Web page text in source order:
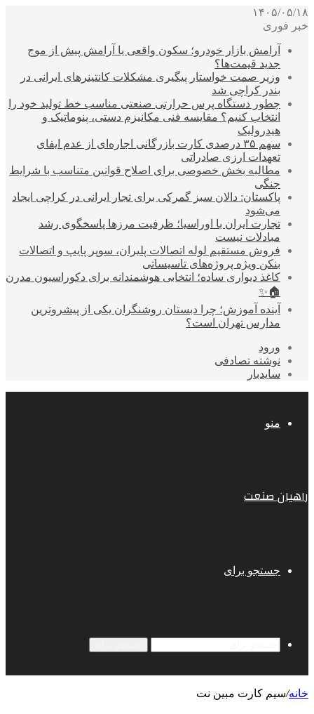
۱۴۰۵/۰۵/۱۸
خبر فوری
آرامش بازار خودرو؛ سکون واقعی یا آرامش پیش از موج
جدید قیمت‌ها؟
وزیر صمت خواستار پیگیری مشکلات کانتینرهای ایرانی در
بندر کراچی شد
چطور دستگاه پرس حرارتی صنعتی مناسب خط تولید خود را
انتخاب کنیم؟ مقایسه فنی مکانیزم دستی، پنوماتیک و
هیدرولیک
سهم ۳۵ درصدی کارت بازرگانی اجاره‌ای از عدم ایفای
تعهدات ارزی صادراتی
مطالبه بخش خصوصی برای اصلاح قوانین متناسب با شرایط
جنگی
پاکستان: دالان سبز گمرکی برای تجار ایرانی در کراچی ایجاد
می‌شود
تجارت ایران با اوراسیا؛ ظرفیت مرزها پاسخگوی رشد
مبادلات نیست
فروش مستقیم لوله اتصالات پلیران، سوپر پایپ و اتصالات
بنکن ویژه پروژه‌های تاسیساتی
کاغذ دیواری ساده؛ انتخابی هوشمندانه برای دکوراسیون مدرن
🏠✨
آینده آموزش؛ چرا دبستان روشنگران یکی از پیشروترین
مدارس تهران است؟
ورود
نوشته تصادفی
سایدبار
منو
راهیان صنعت
جستجو برای
خانه/سیم کارت مبین نت